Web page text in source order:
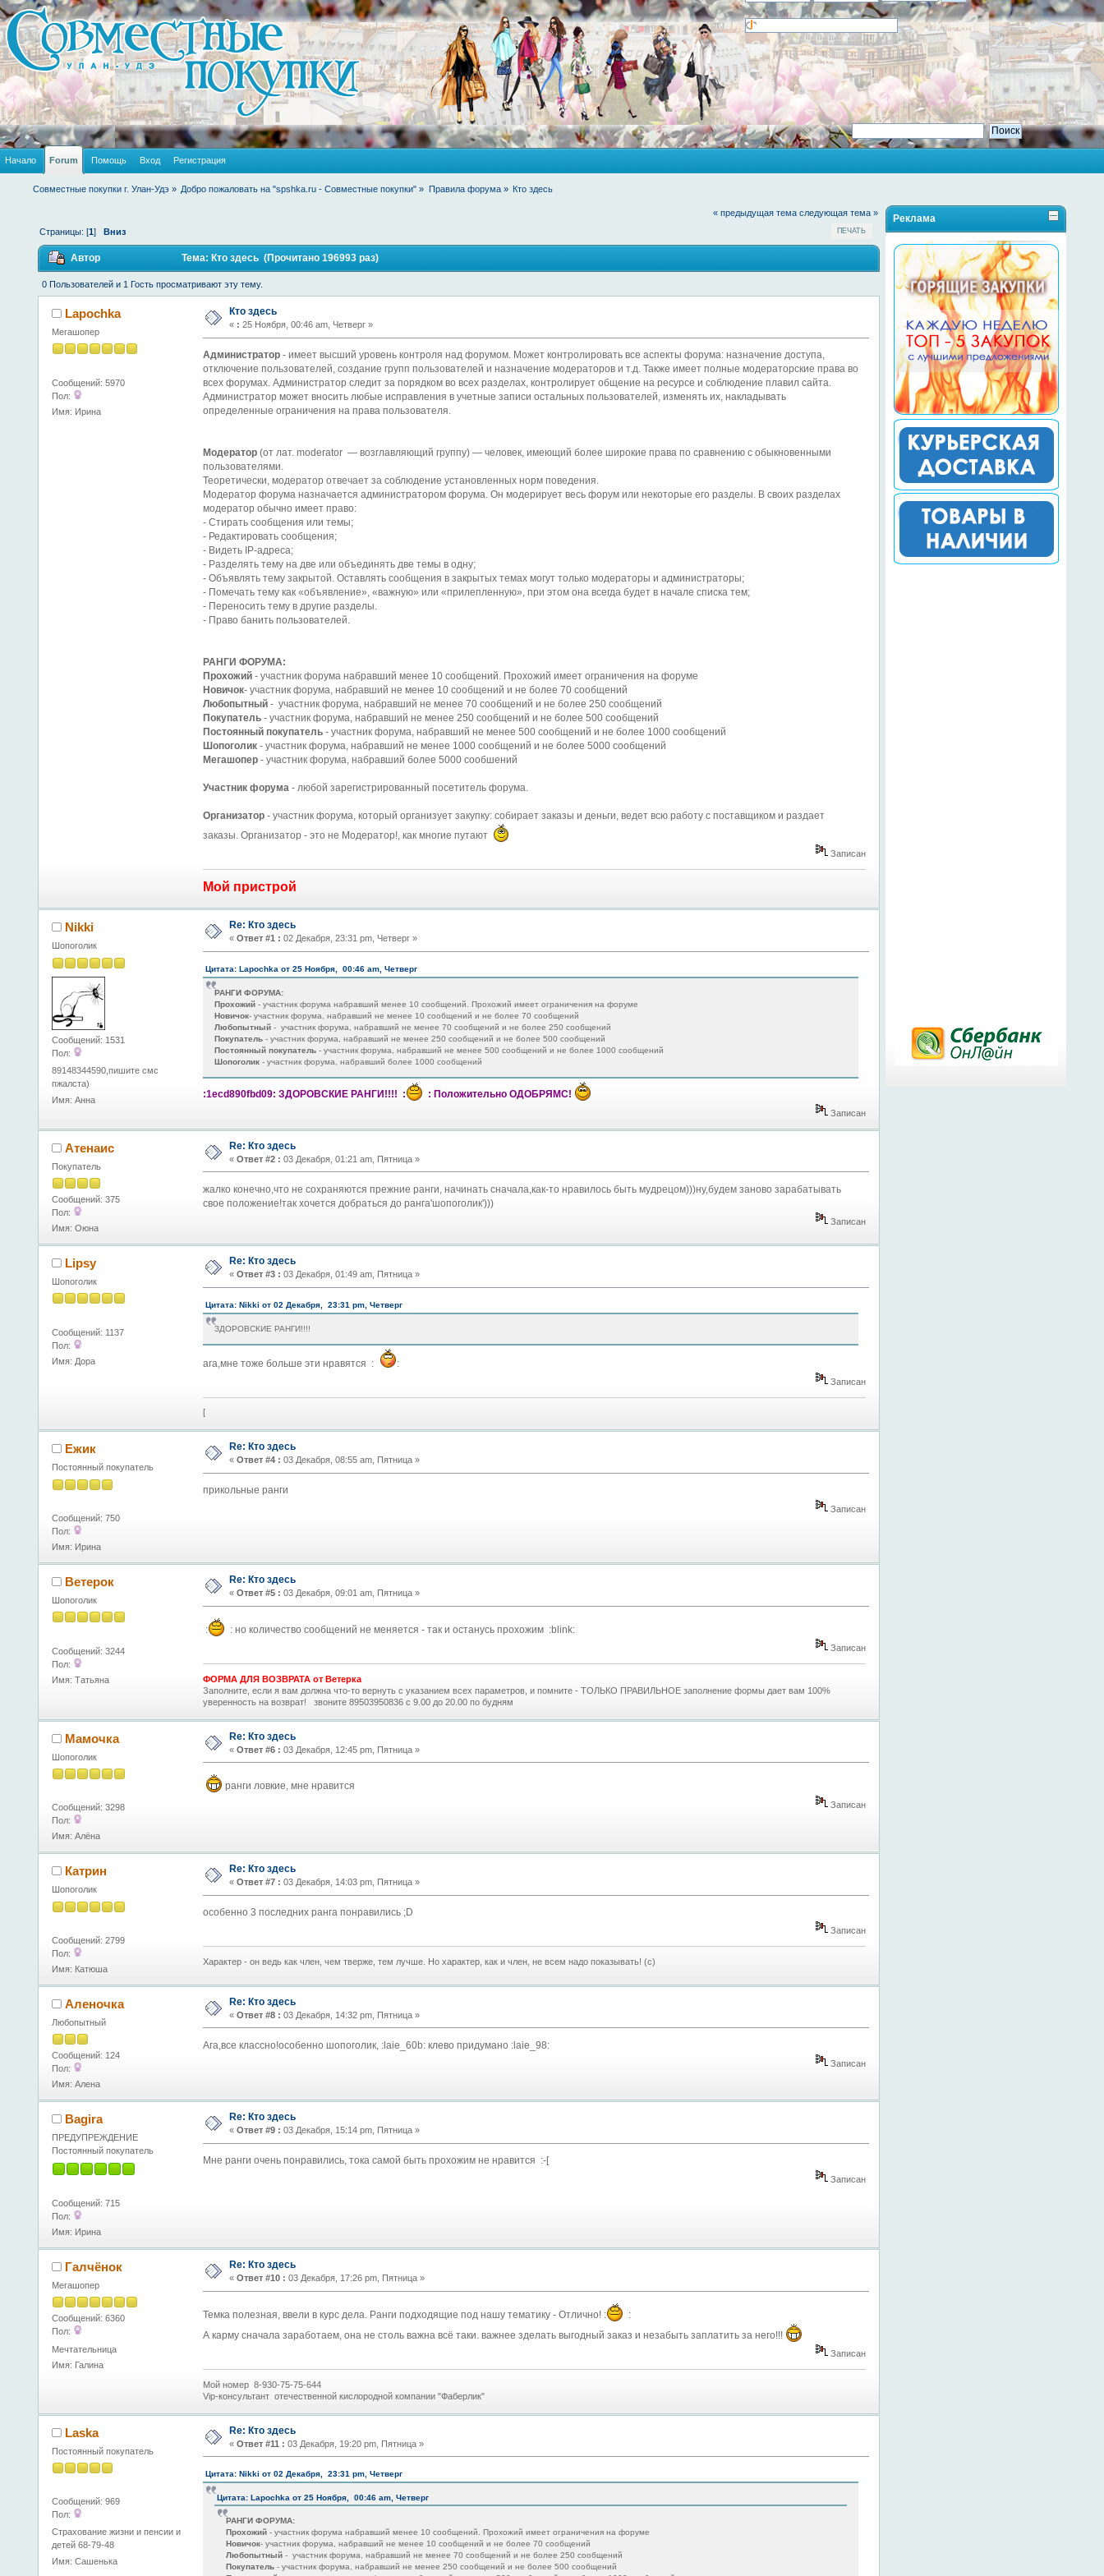
Начало Forum Помощь Вход Регистрация
Совместные покупки г. Улан-Удэ » Добро пожаловать на "spshka.ru - Совместные покупки" » Правила форума» Кто здесь
« предыдущая тема следующая тема »
ПЕЧАТЬ
Страницы: [1]Вниз
Автор Тема: Кто здесь (Прочитано 196993 раз)
0 Пользователей и 1 Гость просматривают эту тему.
Lapochka
Мегашопер
Сообщений: 5970
Пол:
Имя: Ирина
Кто здесь
« : 25 Ноября, 00:46 am, Четверг »
Администратор - имеет высший уровень контроля над форумом. Может контролировать все аспекты форума: назначение доступа,
отключение пользователей, создание групп пользователей и назначение модераторов и т.д. Также имеет полные модераторские права во
всех форумах. Администратор следит за порядком во всех разделах, контролирует общение на ресурсе и соблюдение плавил сайта.
Администратор может вносить любые исправления в учетные записи остальных пользователей, изменять их, накладывать
определенные ограничения на права пользователя.
Модератор (от лат. moderator — возглавляющий группу) — человек, имеющий более широкие права по сравнению с обыкновенными
пользователями.
Теоретически, модератор отвечает за соблюдение установленных норм поведения.
Модератор форума назначается администратором форума. Он модерирует весь форум или некоторые его разделы. В своих разделах
модератор обычно имеет право:
- Стирать сообщения или темы;
- Редактировать сообщения;
- Видеть IP-адреса;
- Разделять тему на две или объединять две темы в одну;
- Объявлять тему закрытой. Оставлять сообщения в закрытых темах могут только модераторы и администраторы;
- Помечать тему как «объявление», «важную» или «прилепленную», при этом она всегда будет в начале списка тем;
- Переносить тему в другие разделы.
- Право банить пользователей.
РАНГИ ФОРУМА:
Прохожий- участник форума набравший менее 10 сообщений. Прохожий имеет ограничения на форуме
Новичок- участник форума, набравший не менее 10 сообщений и не более 70 сообщений
Любопытный- участник форума, набравший не менее 70 сообщений и не более 250 сообщений
Покупатель - участник форума, набравший не менее 250 сообщений и не более 500 сообщений
Постоянный покупатель - участник форума, набравший не менее 500 сообщений и не более 1000 сообщений
Шопоголик- участник форума, набравший не менее 1000 сообщений и не более 5000 сообщений
Мегашопер- участник форума, набравший более 5000 сообшений
Участник форума- любой зарегистрированный посетитель форума.
Организатор - участник форума, который организует закупку: собирает заказы и деньги, ведет всю работу с поставщиком и раздает
заказы. Организатор - это не Модератор!, как многие путают
Записан
Мой пристрой
Nikki
Шопоголик
Сообщений: 1531
Пол:
89148344590,пишите смс
пжалста)
Имя: Анна
Re: Кто здесь
« Ответ #1 : 02 Декабря, 23:31 pm, Четверг »
Цитата: Lapochka от 25 Ноября, 00:46 am, Четверг
РАНГИ ФОРУМА:
Прохожий- участник форума набравший менее 10 сообщений. Прохожий имеет ограничения на форуме
Новичок- участник форума, набравший не менее 10 сообщений и не более 70 сообщений
Любопытный- участник форума, набравший не менее 70 сообщений и не более 250 сообщений
Покупатель - участник форума, набравший не менее 250 сообщений и не более 500 сообщений
Постоянный покупатель - участник форума, набравший не менее 500 сообщений и не более 1000 сообщений
Шопоголик- участник форума, набравший более 1000 сообщений
:1ecd890fbd09: ЗДОРОВСКИЕ РАНГИ!!!! : : Положительно ОДОБРЯМС!
Записан
Атенаис
Покупатель
Сообщений: 375
Пол:
Имя: Оюна
Re: Кто здесь
« Ответ #2 : 03 Декабря, 01:21 am, Пятница »
жалко конечно,что не сохраняются прежние ранги, начинать сначала,как-то нравилось быть мудрецом)))ну,будем заново зарабатывать
свое положение!так хочется добраться до ранга'шопоголик')))
Записан
Lipsy
Шопоголик
Сообщений: 1137
Пол:
Имя: Дора
Re: Кто здесь
« Ответ #3 : 03 Декабря, 01:49 am, Пятница »
Цитата: Nikki от 02 Декабря, 23:31 pm, Четверг
ЗДОРОВСКИЕ РАНГИ!!!!
ага,мне тоже больше эти нравятся : :
Записан
[
Ежик
Постоянный покупатель
Сообщений: 750
Пол:
Имя: Ирина
Re: Кто здесь
« Ответ #4 : 03 Декабря, 08:55 am, Пятница »
прикольные ранги
Записан
Ветерок
Шопоголик
Сообщений: 3244
Пол:
Имя: Татьяна
Re: Кто здесь
« Ответ #5 : 03 Декабря, 09:01 am, Пятница »
: : но количество сообщений не меняется - так и останусь прохожим :blink:
Записан
ФОРМА ДЛЯ ВОЗВРАТА от Ветерка
Заполните, если я вам должна что-то вернуть с указанием всех параметров, и помните - ТОЛЬКО ПРАВИЛЬНОЕ заполнение формы дает вам 100%
уверенность на возврат! звоните 89503950836 с 9.00 до 20.00 по будням
Мамочка
Шопоголик
Сообщений: 3298
Пол:
Имя: Алёна
Re: Кто здесь
« Ответ #6 : 03 Декабря, 12:45 pm, Пятница »
ранги ловкие, мне нравится
Записан
Катрин
Шопоголик
Сообщений: 2799
Пол:
Имя: Катюша
Re: Кто здесь
« Ответ #7 : 03 Декабря, 14:03 pm, Пятница »
особенно 3 последних ранга понравились ;D
Записан
Характер - он ведь как член, чем тверже, тем лучше. Но характер, как и член, не всем надо показывать! (с)
Аленочка
Любопытный
Сообщений: 124
Пол:
Имя: Алена
Re: Кто здесь
« Ответ #8 : 03 Декабря, 14:32 pm, Пятница »
Ага,все классно!особенно шопоголик, :laie_60b: клево придумано :laie_98:
Записан
Bagira
ПРЕДУПРЕЖДЕНИЕ
Постоянный покупатель
Сообщений: 715
Пол:
Имя: Ирина
Re: Кто здесь
« Ответ #9 : 03 Декабря, 15:14 pm, Пятница »
Мне ранги очень понравились, тока самой быть прохожим не нравится :-[
Записан
Галчёнок
Мегашопер
Сообщений: 6360
Пол:
Мечтательница
Имя: Галина
Re: Кто здесь
« Ответ #10 : 03 Декабря, 17:26 pm, Пятница »
Темка полезная, ввели в курс дела. Ранги подходящие под нашу тематику - Отлично! :
:
А карму сначала заработаем, она не столь важна всё таки. важнее зделать выгодный заказ и незабыть заплатить за него!!!
Записан
Мой номер 8-930-75-75-644
Vip-консультант отечественной кислородной компании "Фаберлик"
Laska
Постоянный покупатель
Сообщений: 969
Пол:
Страхование жизни и пенсии и
детей 68-79-48
Имя: Сашенька
Re: Кто здесь
« Ответ #11 : 03 Декабря, 19:20 pm, Пятница »
Цитата: Nikki от 02 Декабря, 23:31 pm, Четверг
Цитата: Lapochka от 25 Ноября, 00:46 am, Четверг
РАНГИ ФОРУМА:
Прохожий- участник форума набравший менее 10 сообщений. Прохожий имеет ограничения на форуме
Новичок- участник форума, набравший не менее 10 сообщений и не более 70 сообщений
Любопытный- участник форума, набравший не менее 70 сообщений и не более 250 сообщений
Покупатель - участник форума, набравший не менее 250 сообщений и не более 500 сообщений
Реклама